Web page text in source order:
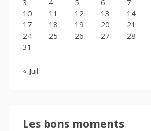
3
4 5 6 7
10
11 12 13 14
17
18 19 20 21
24
25 26 27 28
31
« Juil
Les bons moments